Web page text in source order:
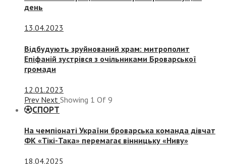
день
13.04.2023
Відбудують зруйнований храм: митрополит
Епіфаній зустрівся з очільниками Броварської
громади
12.01.2023
Prev Next Showing 1 Of 9
СПОРТ
На чемпіонаті України броварська команда дівчат
ФК «Тікі-Така» перемагає вінницьку «Ниву»
18.04.2025